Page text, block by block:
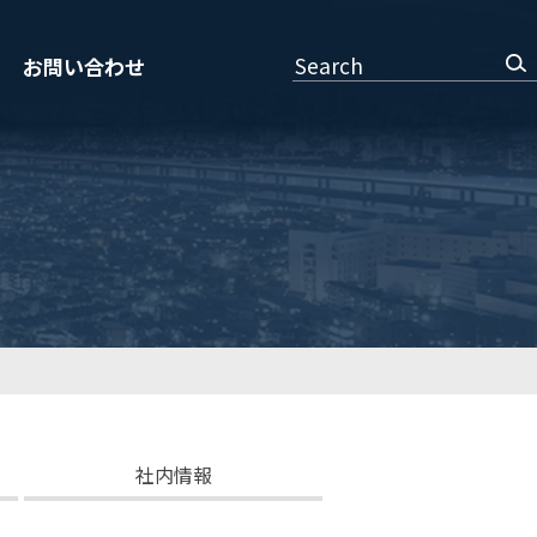
お問い合わせ Search
社内情報